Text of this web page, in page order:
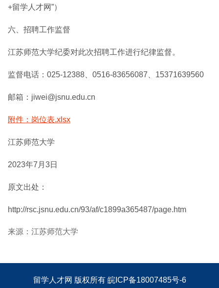
+留学人才网”）
六、招聘工作监督
江苏师范大学纪委对此次招聘工作进行纪律监督。
监督电话：025-12388、0516-83656087、15371639560
邮箱：jiwei@jsnu.edu.cn
附件：岗位表.xlsx
江苏师范大学
2023年7月3日
原文出处：
http://rsc.jsnu.edu.cn/93/af/c1899a365487/page.htm
来源：江苏师范大学
留学人才网 版权所有 皖ICP备18007485号-6